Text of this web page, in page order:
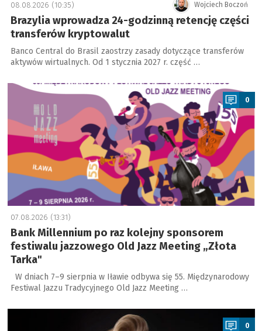
Wojciech Boczoń
08.08.2026 (10:35)
Brazylia wprowadza 24-godzinną retencję części
transferów kryptowalut
Banco Central do Brasil zaostrzy zasady dotyczące transferów
aktywów wirtualnych. Od 1 stycznia 2027 r. część …
a
0
07.08.2026 (13:31)
Bank Millennium po raz kolejny sponsorem
festiwalu jazzowego Old Jazz Meeting „Złota
Tarka"
W dniach 7–9 sierpnia w Iławie odbywa się 55. Międzynarodowy
Festiwal Jazzu Tradycyjnego Old Jazz Meeting …
a
0